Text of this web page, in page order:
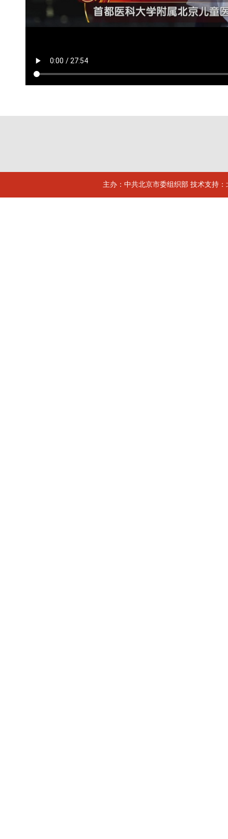
主办：中共北京市委组织部 技术支持